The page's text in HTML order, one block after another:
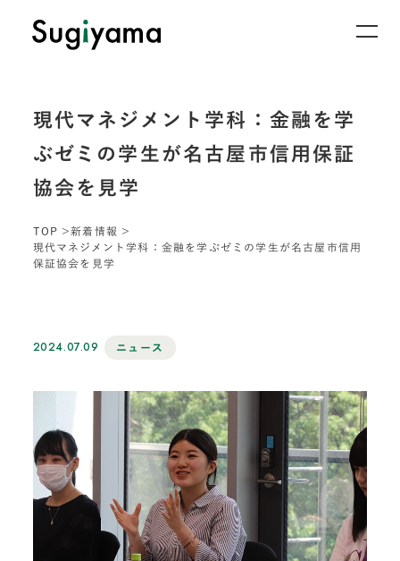
現代マネジメント学科：金融を学
ぶゼミの学生が名古屋市信用保証
協会を見学
TOP
新着情報
現代マネジメント学科：金融を学ぶゼミの学生が名古屋市信用
保証協会を見学
2024.07.09 ニュース